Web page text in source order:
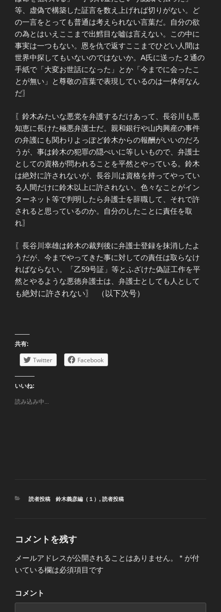
等、虚偽で構築した証言を数え上げれば切りがない。ど
の一言をとっても普通は考えられない言葉だ。自分の欲
の為とはいえここまで出鱈目な嘘は言えない。この中に
事実は一つもない。恩を仇で返すここまでひどい人間は
世界中探してもいないのではないか。A氏に送った２通の
手紙で「大変お世話になった」とか「今までに会ったこ
とが無い」と尊敬の言葉で表現しているのは一体何なん
だ〗
〖鈴木みたいな悪党を弁護するだけあって、長谷川も悪
知恵に長けた極悪弁護士だ。親和銀行や山内興産の事件
の弁護にも関わりよっぽど鈴木からの報酬がいいのだろ
うが、事は鈴木の犯罪の隠ぺいに等しいもので、弁護士
としての資格が問われることを平然とやっている。鈴木
は絶対に許されないが、長谷川は資格を持ってやってい
る人間だけに鈴木以上に許されない。色々なことがイン
ターネット等で判明したら弁護士を辞職して、それで許
されると思っているのか。自分のしたことに責任を取
れ〗
〖長谷川幸雄は鈴木の裁判後に弁護士登録を抹消したよ
うだが、今までやってきた事に対しての責任は取らなけ
ればならない。「乙59号証」等とふざけた偽証工作を平
然とやるような悪徳弁護士は、弁護士としても人として
も絶対に許されない〗 （以下次号）
共有:
Twitter Facebook
いいね:
読み込み中...
カ
読者投稿 鈴木義彦編（１） , 読者投稿
コメントを残す
メールアドレスが公開されることはありません。 * が付
いている欄は必須項目です
コメント